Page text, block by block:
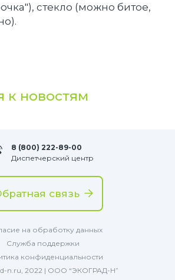
стекло (можно битое,
к новостям
на обработку данных
Служба поддержки
конфиденциальности
n.ru, 2022 | ООО “ЭКОГРАД-Н”
8 (800) 222-89-00
Диспетчерский центр
связь